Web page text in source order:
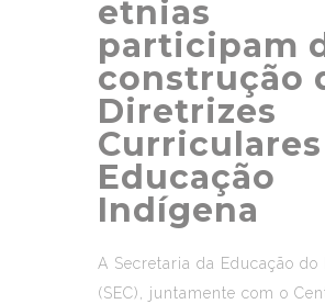
etnias
participam
construção
Diretrizes
Educação
Indígena
A Secretaria da Educação do
(SEC), juntamente com o